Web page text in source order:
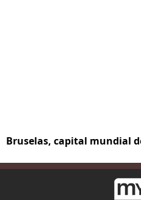
Bruselas, capital mundial